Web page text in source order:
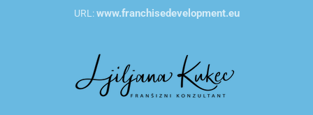
URL:www.franchisedevelopment.eu